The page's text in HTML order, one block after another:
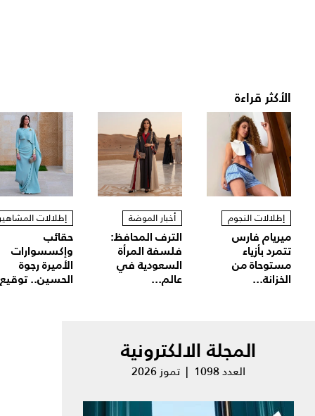
الأكثر قراءة
إطلالات النجوم
ميريام فارس
تتمرد بأزياء
مستوحاة من
الخزانة...
أخبار الموضة
الترف المحافظ:
فلسفة المرأة
السعودية في
عالم...
إطلالات
حقائب
وإكسسوارات
الأميرة رجوة
الحسين..
المجلة الالكترونية
العدد 1098 | تموز 2026